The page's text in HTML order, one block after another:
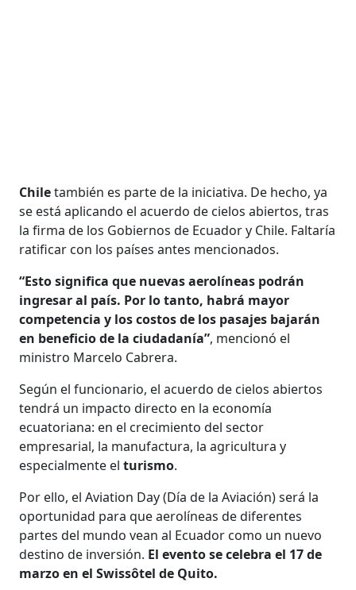
Chiletambién es parte de la iniciativa. De hecho, ya
se está aplicando el acuerdo de cielos abiertos, tras
la firma de los Gobiernos de Ecuador y Chile. Faltaría
ratificar con los países antes mencionados.
“Esto significa que nuevas aerolíneas podrán
ingresar al país. Por lo tanto, habrá mayor
competencia y los costos de los pasajes bajarán
en beneficio de la ciudadanía”, mencionó el
ministro Marcelo Cabrera.
Según el funcionario, el acuerdo de cielos abiertos
tendrá un impacto directo en la economía
ecuatoriana: en el crecimiento del sector
empresarial, la manufactura, la agricultura y
especialmente elturismo.
Por ello, el Aviation Day (Día de la Aviación) será la
oportunidad para que aerolíneas de diferentes
partes del mundo vean al Ecuador como un nuevo
destino de inversión. El evento se celebra el 17 de
marzo en el Swissôtel de Quito.